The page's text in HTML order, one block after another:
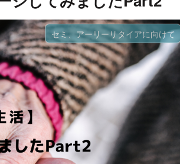
セミ、アーリーリタイアに向けて